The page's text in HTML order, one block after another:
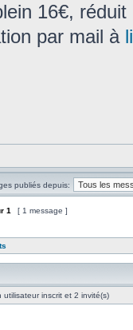
16€, réduit
par mail à
publiés depuis:
1 [ 1 message ]
inscrit et 2 invité(s)